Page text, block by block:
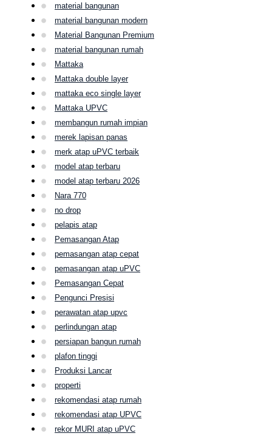
material bangunan
material bangunan modern
Material Bangunan Premium
material bangunan rumah
Mattaka
Mattaka double layer
mattaka eco single layer
Mattaka UPVC
membangun rumah impian
merek lapisan panas
merk atap uPVC terbaik
model atap terbaru
model atap terbaru 2026
Nara 770
no drop
pelapis atap
Pemasangan Atap
pemasangan atap cepat
pemasangan atap uPVC
Pemasangan Cepat
Pengunci Presisi
perawatan atap upvc
perlindungan atap
persiapan bangun rumah
plafon tinggi
Produksi Lancar
properti
rekomendasi atap rumah
rekomendasi atap UPVC
rekor MURI atap uPVC